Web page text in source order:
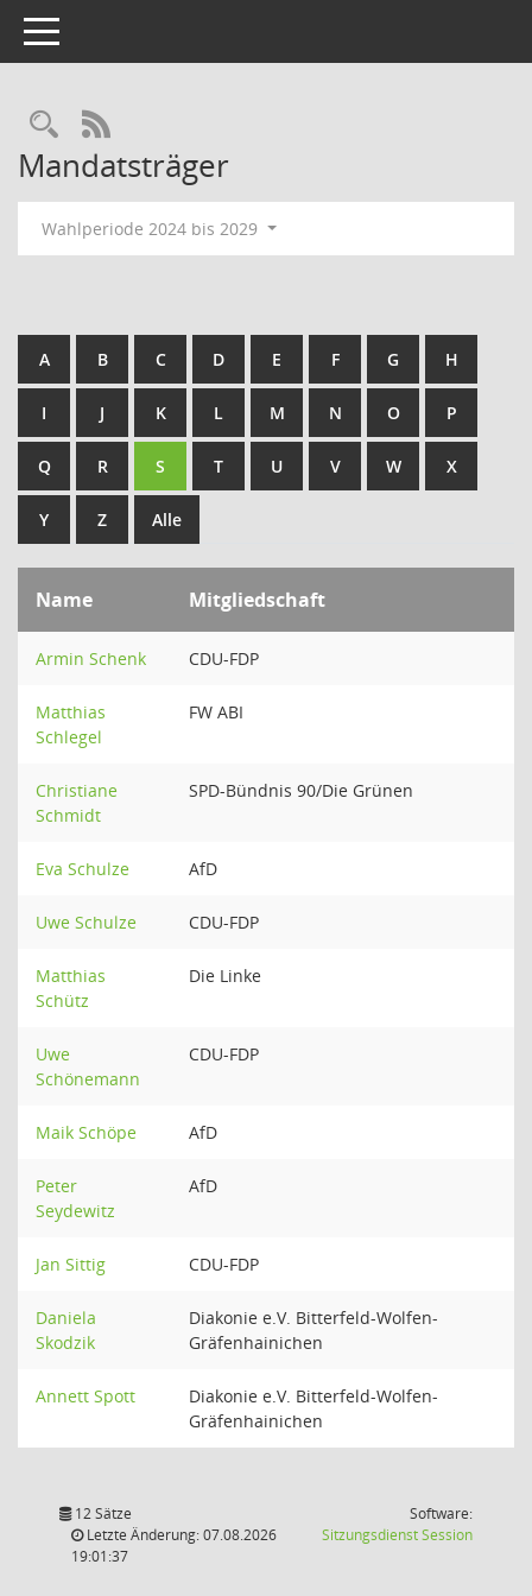
Toggle navigation
Rechercheauswahl
RSS-Feed
Mandatsträger
Wahlperiode 2024 bis 2029
A B C D E F G H
I J K L M N O P
Q R S T U V W X
Y Z Alle
Name Mitgliedschaft
Armin Schenk CDU-FDP
Matthias
Schlegel
FW ABI
Christiane
Schmidt
SPD-Bündnis 90/Die Grünen
Eva Schulze AfD
Uwe Schulze CDU-FDP
Matthias
Schütz
Die Linke
Uwe
Schönemann
CDU-FDP
Maik Schöpe AfD
Peter
Seydewitz
AfD
Jan Sittig CDU-FDP
Daniela
Skodzik
Diakonie e.V. Bitterfeld-Wolfen-
Gräfenhainichen
Annett Spott
Diakonie e.V. Bitterfeld-Wolfen-
Gräfenhainichen
12 Sätze
Letzte Änderung: 07.08.2026
19:01:37
Software:
SitzungsdienstSession(Wird in